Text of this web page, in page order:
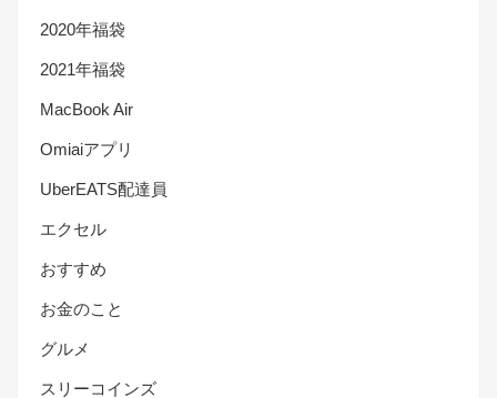
2020年福袋
2021年福袋
MacBook Air
Omiaiアプリ
UberEATS配達員
エクセル
おすすめ
お金のこと
グルメ
スリーコインズ